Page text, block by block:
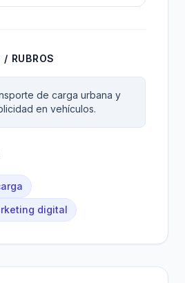
/ RUBROS
de carga urbana y
en vehículos.
digital